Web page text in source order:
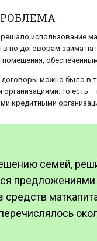
использование
по договорам займа на
можно было в
То есть –
кредитными
семей,
предложениями
средств